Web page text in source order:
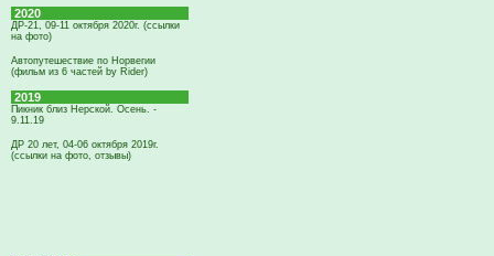
2020
ДР-21, 09-11 октября 2020г. (ссылки
на фото)
Автопутешествие по Норвегии
(фильм из 6 частей by Rider)
2019
Пикник близ Нерской. Осень. -
9.11.19
ДР 20 лет, 04-06 октября 2019г.
(ссылки на фото, отзывы)